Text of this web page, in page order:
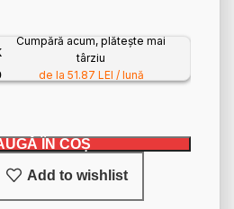
ÎN COȘ
Cumpără acum, plătește mai
târziu
de la 51.87 LEI / lună
Add to wishlist